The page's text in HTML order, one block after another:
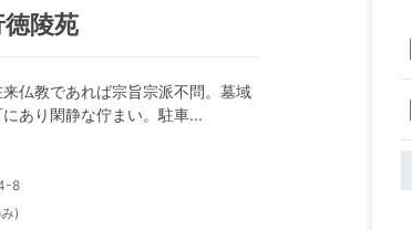
陵苑
仏教であれば宗旨宗派不問。墓域
あり閑静な佇まい。駐車...
8
)